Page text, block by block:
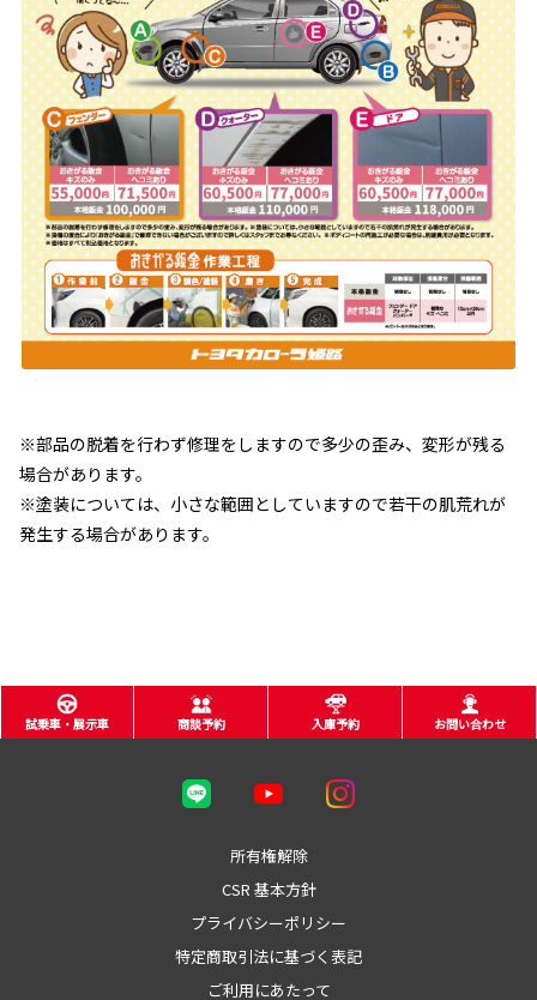
※部品の脱着を行わず修理をしますので多少の歪み、変形が残る
場合があります。
※塗装については、小さな範囲としていますので若干の肌荒れが
発生する場合があります。
試乗車・展示車 商談予約 入庫予約 お問い合わせ
所有権解除
CSR 基本方針
プライバシーポリシー
特定商取引法に基づく表記
ご利用にあたって